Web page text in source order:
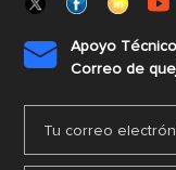

Apoyo
Correo de
Tu correo